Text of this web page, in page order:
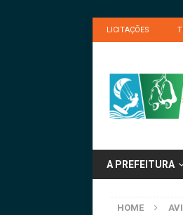
LICITAÇÕES
A PREFEITURA
HOME